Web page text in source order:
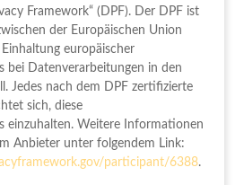
Framework“ (DPF). Der DPF ist
der Europäischen Union
europäischer
bei Datenverarbeitungen in den
Jedes nach dem DPF zertifizierte
sich, diese
einzuhalten. Weitere Informationen
Anbieter unter folgendem Link:
participant/6388.